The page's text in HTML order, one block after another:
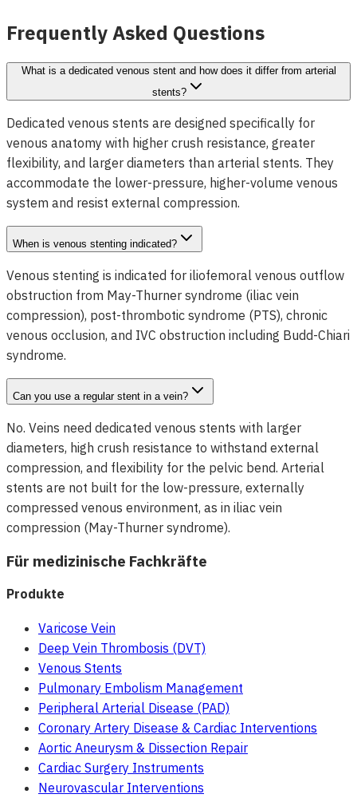
Frequently Asked Questions
What is a dedicated venous stent and how does it differ from arterial
stents?
Dedicated venous stents are designed specifically for
venous anatomy with higher crush resistance, greater
flexibility, and larger diameters than arterial stents. They
accommodate the lower-pressure, higher-volume venous
system and resist external compression.
When is venous stenting indicated?
Venous stenting is indicated for iliofemoral venous outflow
obstruction from May-Thurner syndrome (iliac vein
compression), post-thrombotic syndrome (PTS), chronic
venous occlusion, and IVC obstruction including Budd-Chiari
syndrome.
Can you use a regular stent in a vein?
No. Veins need dedicated venous stents with larger
diameters, high crush resistance to withstand external
compression, and flexibility for the pelvic bend. Arterial
stents are not built for the low-pressure, externally
compressed venous environment, as in iliac vein
compression (May-Thurner syndrome).
Für medizinische Fachkräfte
Produkte
Varicose Vein
Deep Vein Thrombosis (DVT)
Venous Stents
Pulmonary Embolism Management
Peripheral Arterial Disease (PAD)
Coronary Artery Disease & Cardiac Interventions
Aortic Aneurysm & Dissection Repair
Cardiac Surgery Instruments
Neurovascular Interventions